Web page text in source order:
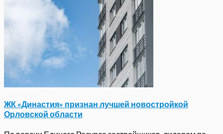
ЖК «Династия» признан лучшей новостройкой
Орловской области